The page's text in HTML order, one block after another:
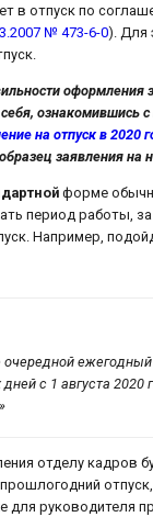
в отпуск по
№ 473-6-0). Для
оформления
ознакомившись с
на отпуск в 2020
заявления на
форме
период работы,
Например,
очередной
с 1 августа 2020
отделу кадров
для руководителя